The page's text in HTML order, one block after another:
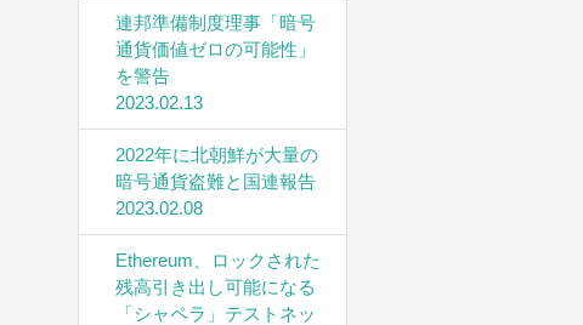
連邦準備制度理事「暗号
通貨価値ゼロの可能性」
を警告
2023.02.13
2022年に北朝鮮が大量の
暗号通貨盗難と国連報告
2023.02.08
Ethereum、ロックされた
残高引き出し可能になる
「シャペラ」テストネッ